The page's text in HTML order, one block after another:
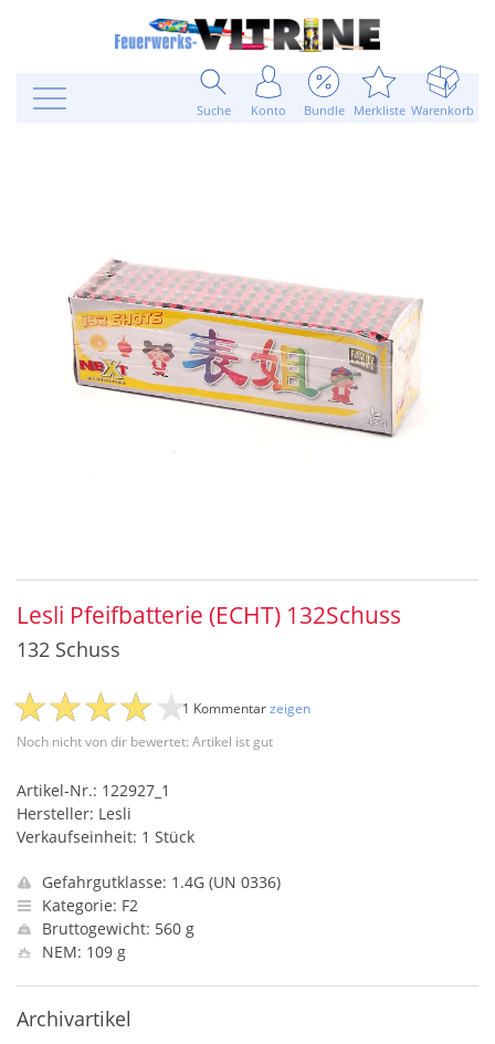
Suche Konto Bundle Merkliste Warenkorb
Lesli Pfeifbatterie (ECHT) 132Schuss
132 Schuss
Noch nicht von dir bewertet: Artikel ist gut
1 Kommentarzeigen
Artikel-Nr.: 122927_1
Hersteller: Lesli
Verkaufseinheit: 1 Stück
Gefahrgutklasse: 1.4G (UN 0336)
Kategorie: F2
Bruttogewicht: 560 g
NEM: 109 g
Archivartikel